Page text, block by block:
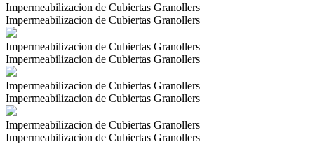
Impermeabilizacion de Cubiertas Granollers
Impermeabilizacion de Cubiertas Granollers
Impermeabilizacion de Cubiertas Granollers
Impermeabilizacion de Cubiertas Granollers
Impermeabilizacion de Cubiertas Granollers
Impermeabilizacion de Cubiertas Granollers
Impermeabilizacion de Cubiertas Granollers
Impermeabilizacion de Cubiertas Granollers